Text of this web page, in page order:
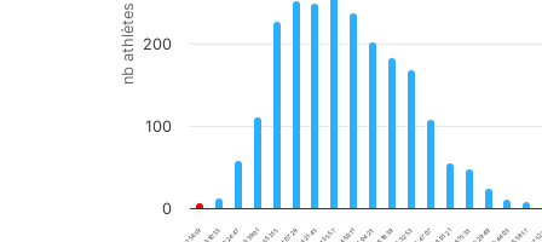
nb athlètes
0
100
200